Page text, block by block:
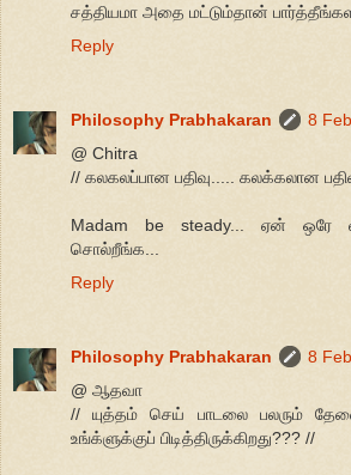
சத்தியமா அதை மட்டும்தான்
Reply
Philosophy Prabhakaran
8
@ Chitra
// கலகலப்பான பதிவு..... கலக்கலான
Madam be steady... ஏன் ஒரே
சொல்றீங்க...
Reply
Philosophy Prabhakaran
8
@ ஆதவா
// யுத்தம் செய் பாடலை பலரும்
உங்க்ளுக்குப் பிடித்திருக்கிறது??? //